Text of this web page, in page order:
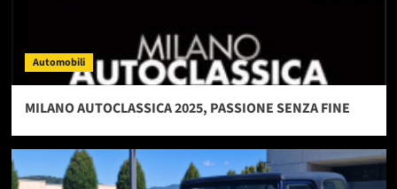
Automobili
MILANO AUTOCLASSICA 2025, PASSIONE SENZA FINE